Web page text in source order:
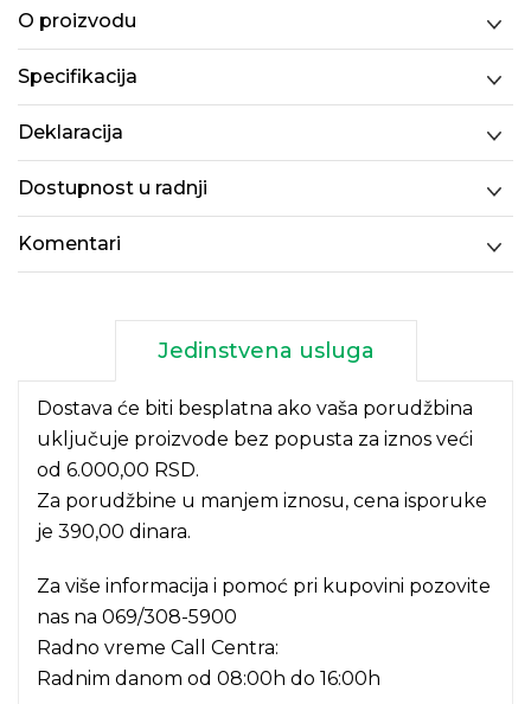
O proizvodu
Specifikacija
Deklaracija
Dostupnost u radnji
Komentari
Jedinstvena usluga
Dostava će biti besplatna ako vaša porudžbina
uključuje proizvode bez popusta za iznos veći
od 6.000,00 RSD.
Za porudžbine u manjem iznosu, cena isporuke
je 390,00 dinara.
Za više informacija i pomoć pri kupovini pozovite
nas na 069/308-5900
Radno vreme Call Centra:
Radnim danom od 08:00h do 16:00h